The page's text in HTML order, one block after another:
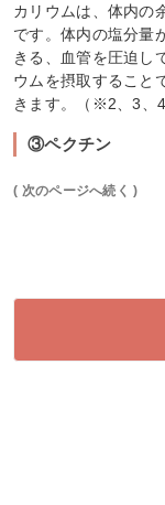
カリウムは、体内の
です。体内の塩分量
きる、血管を圧迫し
ウムを摂取すること
きます。（※2、3、4
③ペクチン
( 次のページへ続く )